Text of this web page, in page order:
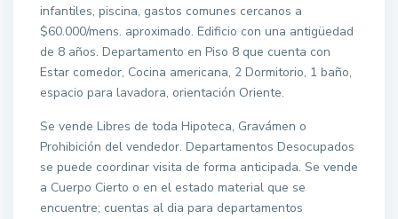
infantiles, piscina, gastos comunes cercanos a
$60.000/mens. aproximado. Edificio con una antigüedad
de 8 años. Departamento en Piso 8 que cuenta con
Estar comedor, Cocina americana, 2 Dormitorio, 1 baño,
espacio para lavadora, orientación Oriente.
Se vende Libres de toda Hipoteca, Gravámen o
Prohibición del vendedor. Departamentos Desocupados
se puede coordinar visita de forma anticipada. Se vende
a Cuerpo Cierto o en el estado material que se
encuentre; cuentas al dia para departamentos